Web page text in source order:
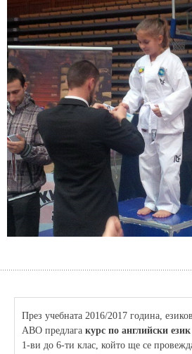
През учебната 2016/2017 година,
АВО предлага курс по английски език
1-ви до 6-ти клас, който ще се